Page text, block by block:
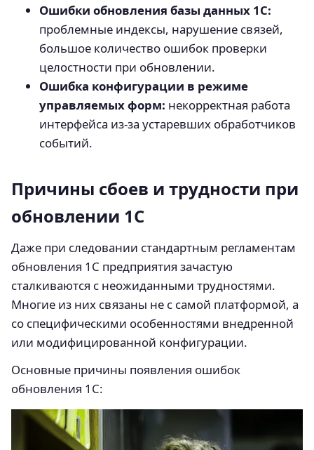
Ошибки обновления базы данных 1С:
проблемные индексы, нарушение связей,
большое количество ошибок проверки
целостности при обновлении.
Ошибка конфигурации в режиме
управляемых форм: некорректная работа
интерфейса из-за устаревших обработчиков
событий.
Причины сбоев и трудности при
обновлении 1С
Даже при следовании стандартным регламентам
обновления 1С предприятия зачастую
сталкиваются с неожиданными трудностями.
Многие из них связаны не с самой платформой, а
со специфическими особенностями внедренной
или модифицированной конфигурации.
Основные причины появления ошибок
обновления 1С: